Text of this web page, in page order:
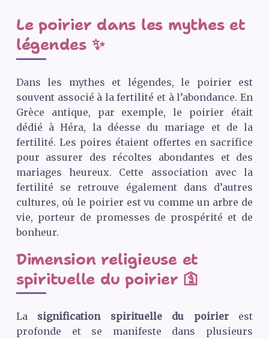
Le poirier dans les mythes et
légendes ✨
Dans les mythes et légendes, le poirier est
souvent associé à la fertilité et à l’abondance. En
Grèce antique, par exemple, le poirier était
dédié à Héra, la déesse du mariage et de la
fertilité. Les poires étaient offertes en sacrifice
pour assurer des récoltes abondantes et des
mariages heureux. Cette association avec la
fertilité se retrouve également dans d’autres
cultures, où le poirier est vu comme un arbre de
vie, porteur de promesses de prospérité et de
bonheur.
Dimension religieuse et
spirituelle du poirier 🛐
La signification spirituelle du poirierest
profonde et se manifeste dans plusieurs